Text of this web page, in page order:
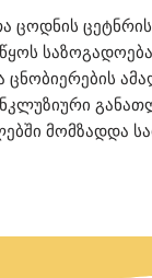
ცოდნის
მომზადდა